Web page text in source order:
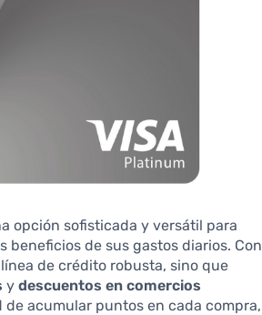
opción sofisticada y versátil para
beneficios de sus gastos diarios. Con
de crédito robusta, sino que
ydescuentos en comercios
acumular puntos en cada compra,